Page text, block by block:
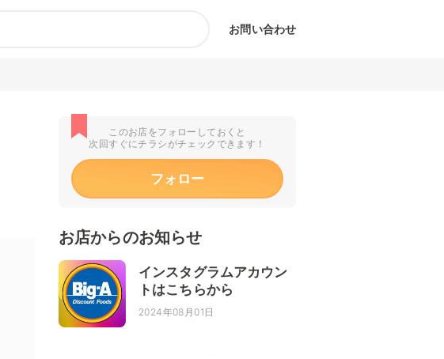
お問い合わせ
このお店をフォローしておくと
次回すぐにチラシがチェックできます！
フォロー
お店からのお知らせ
インスタグラムアカウン
トはこちらから
2024年08月01日